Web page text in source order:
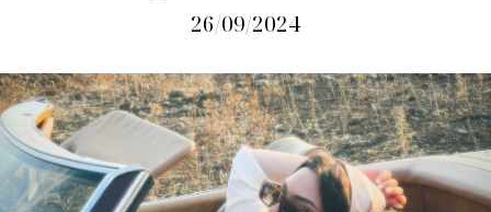
26/09/2024